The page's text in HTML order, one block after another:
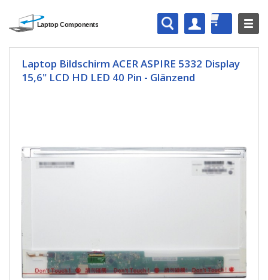
Laptop Bildschirm ACER ASPIRE 5332 Display
15,6" LCD HD LED 40 Pin - Glänzend